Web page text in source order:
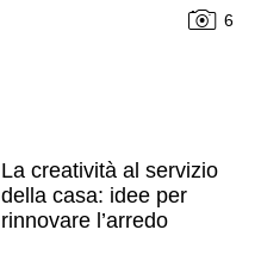
6
La creatività al servizio
della casa: idee per
rinnovare l’arredo